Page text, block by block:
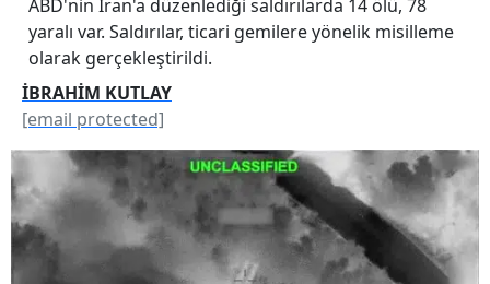
ABD'nin İran'a düzenlediği saldırılarda 14 ölü, 78
yaralı var. Saldırılar, ticari gemilere yönelik misilleme
olarak gerçekleştirildi.
İBRAHİM KUTLAY
[email protected]